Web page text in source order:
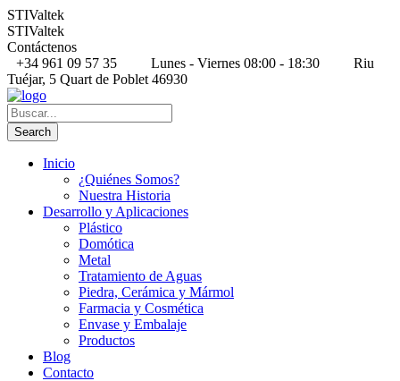
STIValtek
STIValtek
Contáctenos
+34 961 09 57 35
Lunes - Viernes 08:00 - 18:30
Riu
Tuéjar, 5 Quart de Poblet 46930
Inicio
¿Quiénes Somos?
Nuestra Historia
Desarrollo y Aplicaciones
Plástico
Domótica
Metal
Tratamiento de Aguas
Piedra, Cerámica y Mármol
Farmacia y Cosmética
Envase y Embalaje
Productos
Blog
Contacto